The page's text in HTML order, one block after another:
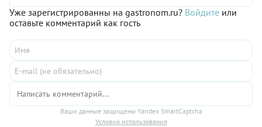
Уже зарегистрированны на gastronom.ru? Войдите или
оставьте комментарий как гость
Ваши данные защищены Yandex SmartCaptcha
Условия использования